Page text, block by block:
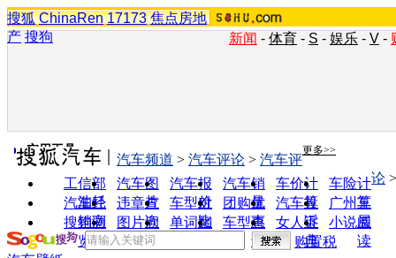
搜狐 ChinaRen 17173 焦点房地
产 搜狗 新闻 - 体育 - S - 娱乐 - V -
实用工具 更多>>
工信部
油耗
汽车图
片
汽车报
价
汽车销
量
车价计
算
车险计
算
汽车经
销商
违章查
询
车型对
比
团购优
惠
汽车投
诉
广州车
展
搜狗浏
览器
图片欣
赏
单词翻
车型查
询
女人宝
典
小说阅
读
汽车频道 > 汽车评论 > 汽车评
论
购置税